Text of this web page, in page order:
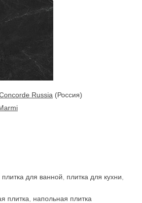
Russia (Россия)
плитка для ванной плитка для кухни
плитка
напольная плитка